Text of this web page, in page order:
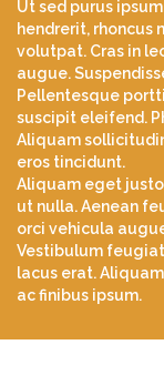
Ut sed purus
hendrerit, rhoncus
volutpat. Cras in
augue.
Pellentesque
suscipit eleifend.
Aliquam
eros tincidunt.
Aliquam eget
ut nulla. Aenean
orci vehicula
Vestibulum
lacus erat.
ac finibus ipsum.